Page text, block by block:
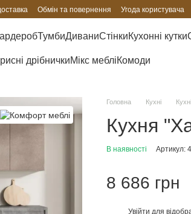
Обмін та повернення Угода користувача
ТумбиДиваниСтінкиКухонні кутки
дрібничкиМікс мебліКомоди
Головна Кухні
Кухня
В наявності Артикул:
8 686 грн
Увійти для